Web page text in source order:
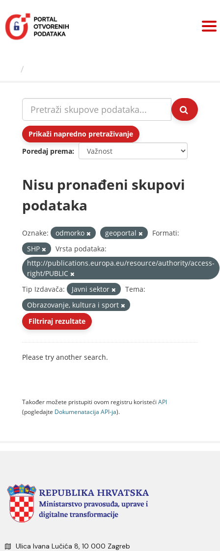
sadržaj
Prikaži napredno pretraživanje
Poredaj prema
Nisu pronađeni skupovi
podataka
Oznake: odmorko geoportal
Formati:
SHP
Vrsta podataka:
http://publications.europa.eu/resource/authority/access-
right/PUBLIC
Tip Izdavača:
Javni sektor
Tema:
Obrazovanje, kultura i sport
Filtriraj rezultate
Please try another search.
Također možete pristupiti ovom registru koristeći API
(pogledajte Dokumenаtаcijа API-jа).